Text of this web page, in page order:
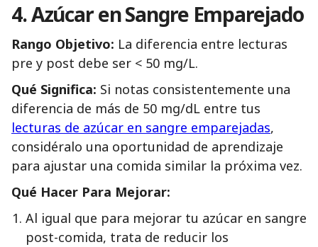
4. Azúcar en Sangre Emparejado
Rango Objetivo: La diferencia entre lecturas
pre y post debe ser < 50 mg/L.
Qué Significa: Si notas consistentemente una
diferencia de más de 50 mg/dL entre tus
lecturas de azúcar en sangre emparejadas,
considéralo una oportunidad de aprendizaje
para ajustar una comida similar la próxima vez.
Qué Hacer Para Mejorar:
Al igual que para mejorar tu azúcar en sangre
post-comida, trata de reducir los